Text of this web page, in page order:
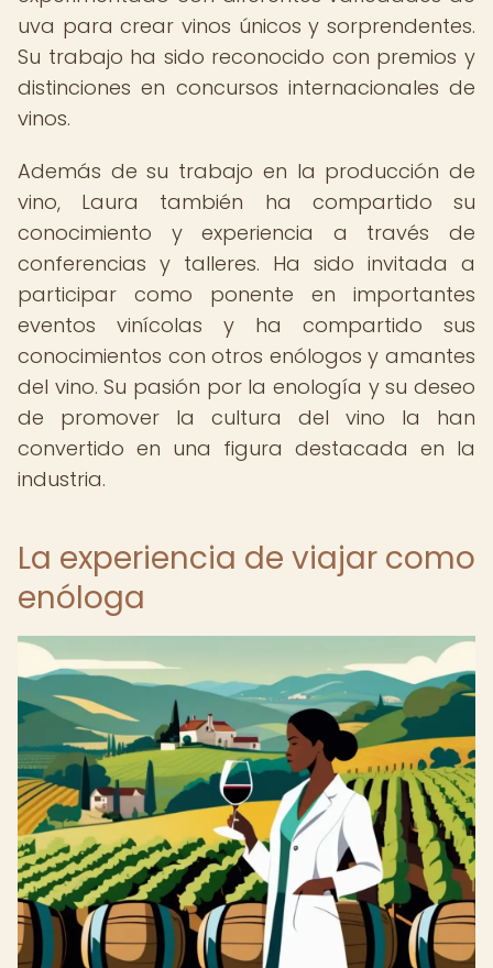
uva para crear vinos únicos y sorprendentes.
Su trabajo ha sido reconocido con premios y
distinciones en concursos internacionales de
vinos.
Además de su trabajo en la producción de
vino, Laura también ha compartido su
conocimiento y experiencia a través de
conferencias y talleres. Ha sido invitada a
participar como ponente en importantes
eventos vinícolas y ha compartido sus
conocimientos con otros enólogos y amantes
del vino. Su pasión por la enología y su deseo
de promover la cultura del vino la han
convertido en una figura destacada en la
industria.
La experiencia de viajar como
enóloga